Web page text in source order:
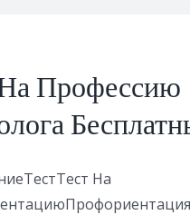
Профессию
На